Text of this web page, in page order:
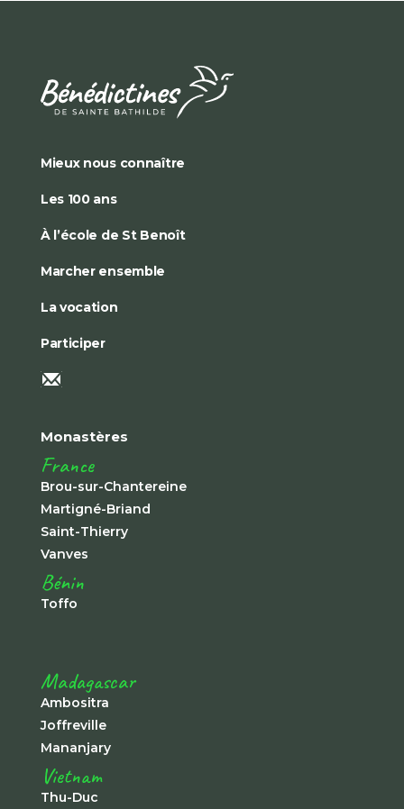
Mieux nous connaître
Les 100 ans
À l’école de St Benoît
Marcher ensemble
La vocation
Participer
Monastères
France
Brou-sur-Chantereine
Martigné-Briand
Saint-Thierry
Vanves
Bénin
Toffo
Madagascar
Ambositra
Joffreville
Mananjary
Vietnam
Thu-Duc